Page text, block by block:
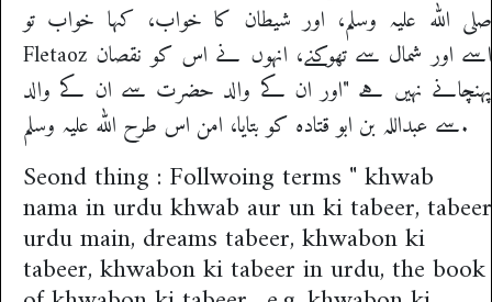
صلی اللہ علیہ وسلم، اور شیطان کا خواب، کہا خواب تو
Fletaoz اسے اور شمال سے تھوکنے، انہوں نے اس کو نقصان
پہنچانے نہیں ہے "اور ان کے والد حضرت سے ان کے والد
سے عبداللہ بن ابو قتادہ کو بتایا، امن اس طرح اللہ علیہ وسلم.
Seond thing : Follwoing terms " khwab
nama in urdu khwab aur un ki tabeer, tabeer
urdu main, dreams tabeer, khwabon ki
tabeer, khwabon ki tabeer in urdu, the book